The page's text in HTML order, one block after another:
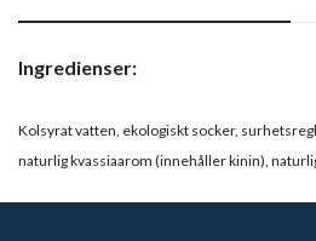
Ingredienser:
Kolsyrat vatten, ekologiskt socker,
naturlig kvassiaarom (innehåller kinin),